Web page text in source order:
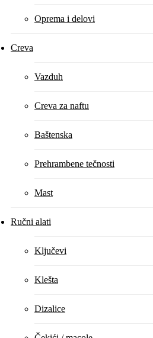
Oprema i delovi
Creva
Vazduh
Creva za naftu
Baštenska
Prehrambene tečnosti
Mast
Ručni alati
Ključevi
Klešta
Dizalice